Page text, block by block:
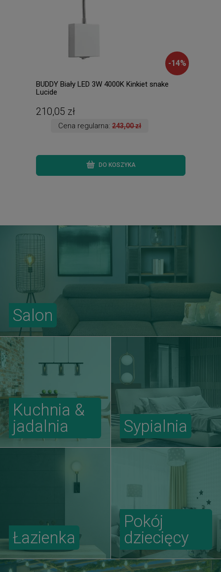
-14%
BUDDY Biały LED 3W 4000K Kinkiet snake
Lucide
210,05 zł
Cena regularna:243,00 zł
DO KOSZYKA
Salon
Kuchnia &
jadalnia
Sypialnia
Łazienka
Pokój
dziecięcy